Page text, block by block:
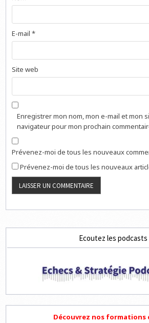
E-mail*
Site web
Enregistrer mon nom, mon e-mail et mon
navigateur pour mon prochain
Prévenez-moi de tous les nouveaux
Prévenez-moi de tous les nouveaux
Ecoutez les podcasts
Découvrez nos formations